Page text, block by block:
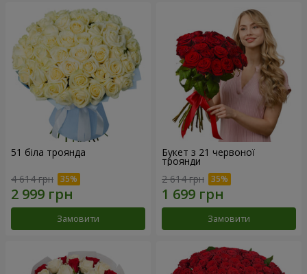
51 біла троянда
4 614 грн
Замовити
Букет з 21 червоної
троянди
2 614 грн
Замовити